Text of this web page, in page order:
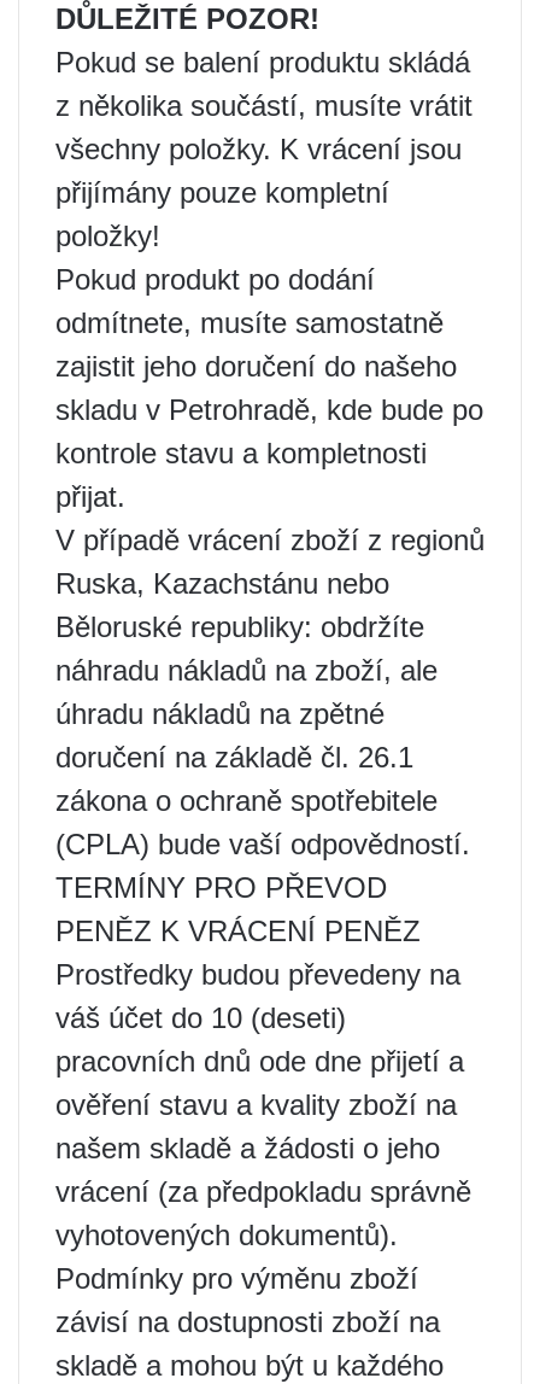
DŮLEŽITÉ POZOR!
Pokud se balení produktu skládá
z několika součástí, musíte vrátit
všechny položky. K vrácení jsou
přijímány pouze kompletní
položky!
Pokud produkt po dodání
odmítnete, musíte samostatně
zajistit jeho doručení do našeho
skladu v Petrohradě, kde bude po
kontrole stavu a kompletnosti
přijat.
V případě vrácení zboží z regionů
Ruska, Kazachstánu nebo
Běloruské republiky: obdržíte
náhradu nákladů na zboží, ale
úhradu nákladů na zpětné
doručení na základě čl. 26.1
zákona o ochraně spotřebitele
(CPLA) bude vaší odpovědností.
TERMÍNY PRO PŘEVOD
PENĚZ K VRÁCENÍ PENĚZ
Prostředky budou převedeny na
váš účet do 10 (deseti)
pracovních dnů ode dne přijetí a
ověření stavu a kvality zboží na
našem skladě a žádosti o jeho
vrácení (za předpokladu správně
vyhotovených dokumentů).
Podmínky pro výměnu zboží
závisí na dostupnosti zboží na
skladě a mohou být u každého